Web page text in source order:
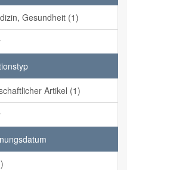
Gesundheit (1)
Artikel (1)